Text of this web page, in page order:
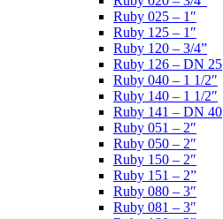
Ruby 025 – 1″
Ruby 125 – 1″
Ruby 120 – 3/4”
Ruby 126 – DN 25
Ruby 040 – 1 1/2″
Ruby 140 – 1 1/2″
Ruby 141 – DN 40
Ruby 051 – 2″
Ruby 050 – 2″
Ruby 150 – 2″
Ruby 151 – 2”
Ruby 080 – 3″
Ruby 081 – 3″